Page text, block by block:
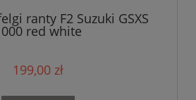
ranty F2 Suzuki GSXS
red white
199,00 zł